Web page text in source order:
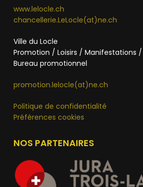
www.lelocle.ch
chancellerie.LeLocle(at)ne.ch
Ville du Locle
Promotion / Loisirs / Manifestations
Bureau promotionnel
promotion.lelocle(at)ne.ch
Politique de confidentialité
Préférences cookies
NOS PARTENAIRES